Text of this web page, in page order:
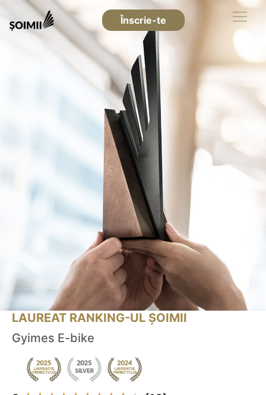
Înscrie-te
LAUREAT RANKING-UL ȘOIMII
Gyimes E-bike